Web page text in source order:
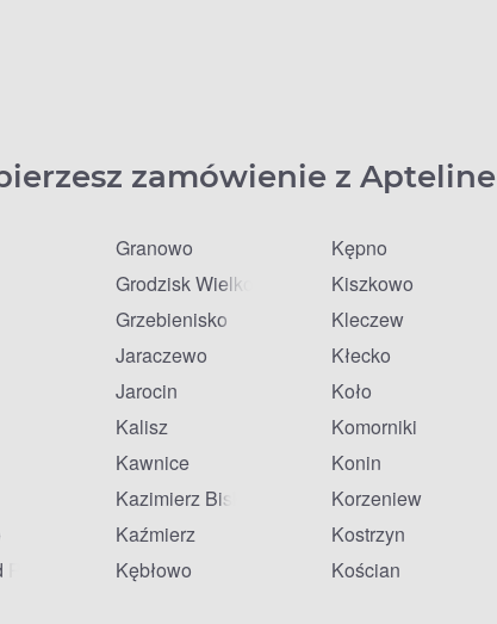
zamówienie z Apteline
Granowo
Grodzisk Wielkopolski
Grzebienisko
Jaraczewo
Jarocin
Kalisz
Kawnice
Kazimierz Biskupi
Kaźmierz
Kębłowo
Kępno
Kiszkowo
Kleczew
Kłecko
Koło
Komorniki
Konin
Korzeniew
Kostrzyn
Kościan